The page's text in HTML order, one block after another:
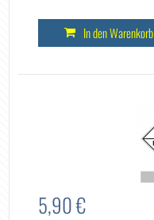
In den Warenkorb
5,90 €